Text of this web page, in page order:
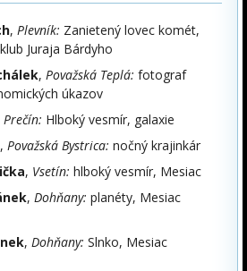
, Plevník: Zanietený lovec komét,
Juraja Bárdyho
, Považská Teplá: fotograf
úkazov
Prečín: Hlboký vesmír, galaxie
, Považská Bystrica: nočný krajinkár
, Vsetín: hlboký vesmír, Mesiac
, Dohňany: planéty, Mesiac
, Dohňany: Slnko, Mesiac